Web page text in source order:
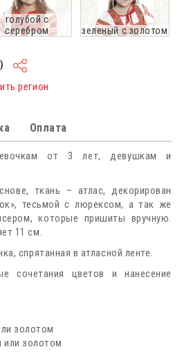
голубой с
серебром
зеленый с золотом
регион
Оплата
от 3 лет, девушкам и
ткань – атлас, декорирован
тесьмой с люрексом, а так же
которые пришиты вручную.
11 см.
спрятанная в атласной ленте.
сочетания цветов и нанесение
золотом
или золотом